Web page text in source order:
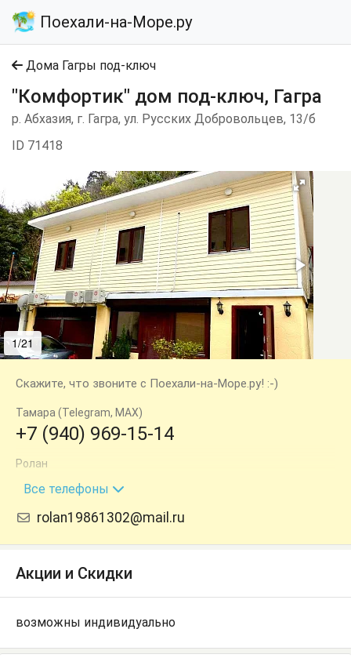
Поехали-на-Море.ру
Дома Гагры под-ключ
"Комфортик" дом под-ключ, Гагра
р. Абхазия, г. Гагра, ул. Русских Добровольцев, 13/б
ID 71418
1/21
Скажите, что звоните с Поехали-на-Море.ру! :-)
Тамара (Telegram, MAX)
+7 (940) 969-15-14
Ролан
+7 (940) 996-27-57
Все телефоны
rolan19861302@mail.ru
Акции и Скидки
возможны индивидуально